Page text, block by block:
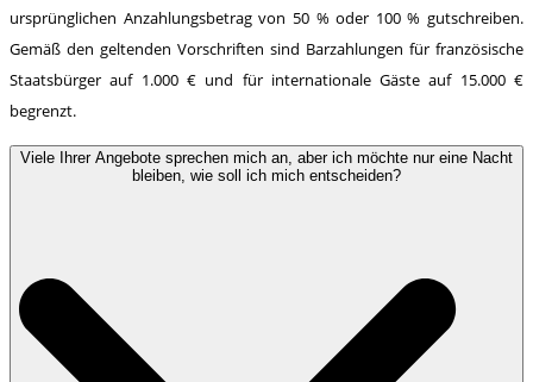
ursprünglichen Anzahlungsbetrag von 50 % oder 100 % gutschreiben.
Gemäß den geltenden Vorschriften sind Barzahlungen für französische
Staatsbürger auf 1.000 € und für internationale Gäste auf 15.000 €
begrenzt.
Viele Ihrer Angebote sprechen mich an, aber ich möchte nur eine Nacht
bleiben, wie soll ich mich entscheiden?